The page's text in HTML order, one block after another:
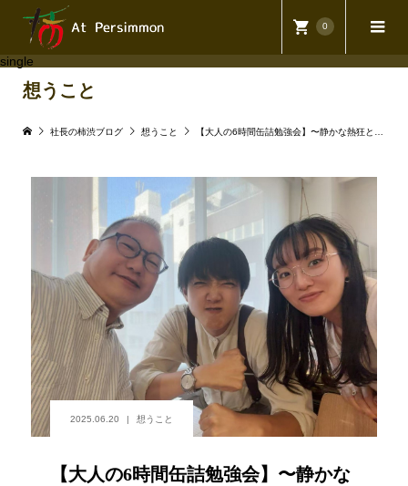
0
single
想うこと
社長の柿渋ブログ 想うこと 【大人の6時間缶詰勉強会】〜静かな熱狂と、私の使命とは〜
2025.06.20 想うこと
【大人の6時間缶詰勉強会】〜静かな